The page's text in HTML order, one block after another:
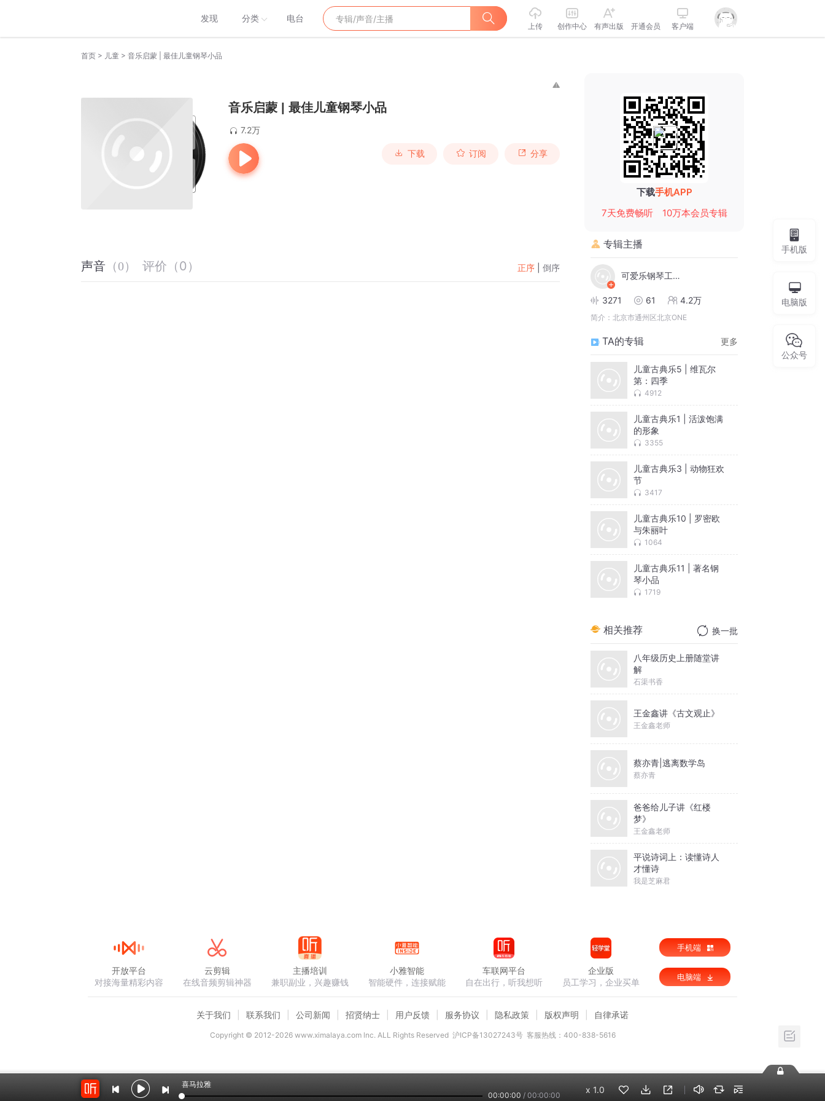
发现 分类 电台
上传 创作中心 有声出版 开通会员 客户端
首页 > 儿童 > 音乐启蒙 | 最佳儿童钢琴小品
音乐启蒙 | 最佳儿童钢琴小品
7.2万
下载 订阅 分享
声音 （0） 评价 （0 ） 正序 倒序
下载手机APP
7天免费畅听
10万本会员专辑
专辑主播
可爱乐钢琴工作室
3271 61 4.2万
简介： 北京市通州区北京ONE
TA的专辑 更多
儿童古典乐5 | 维瓦尔
第：四季
4912
儿童古典乐1 | 活泼饱满
的形象
3355
儿童古典乐3 | 动物狂欢
节
3417
儿童古典乐10 | 罗密欧
与朱丽叶
1064
儿童古典乐11 | 著名钢
琴小品
1719
相关推荐 换一批
八年级历史上册随堂讲
解
石渠书香
王金鑫讲《古文观止》
王金鑫老师
蔡亦青|逃离数学岛
蔡亦青
爸爸给儿子讲《红楼
梦》
王金鑫老师
平说诗词上：读懂诗人
才懂诗
我是芝麻君
手机版
电脑版
公众号
喜马拉雅
00:00:00 / 00:00:00
x 1.0
开放平台
对接海量精彩内容
云剪辑
在线音频剪辑神器
主播培训
兼职副业，兴趣赚钱
小雅智能
智能硬件，连接赋能
车联网平台
自在出行，听我想听
企业版
员工学习，企业买单
手机端
电脑端
关于我们 联系我们 公司新闻 招贤纳士 用户反馈 服务协议 隐私政策 版权声明 自律承诺
Copyright © 2012-2026www.ximalaya.com lnc. ALL Rights Reserved 沪ICP备13027243号 客服热线：400-838-5616